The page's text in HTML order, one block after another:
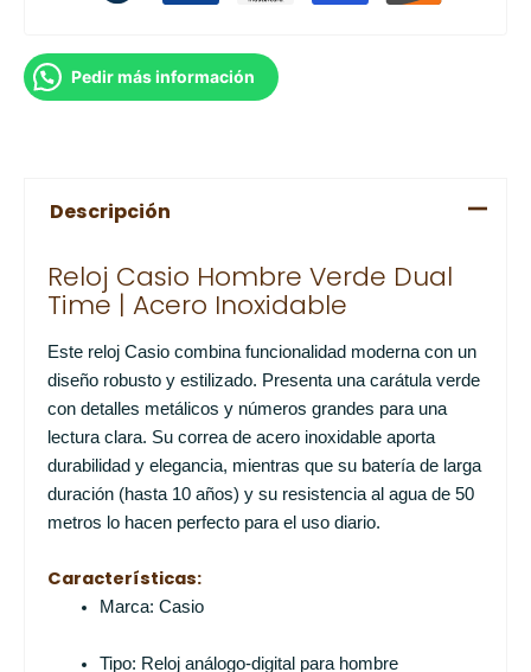
Pedir más información
Descripción
Reloj Casio Hombre Verde Dual
Time | Acero Inoxidable
Este reloj Casio combina funcionalidad moderna con un
diseño robusto y estilizado. Presenta una carátula verde
con detalles metálicos y números grandes para una
lectura clara. Su correa de acero inoxidable aporta
durabilidad y elegancia, mientras que su batería de larga
duración (hasta 10 años) y su resistencia al agua de 50
metros lo hacen perfecto para el uso diario.
Características:
Marca: Casio
Tipo: Reloj análogo-digital para hombre